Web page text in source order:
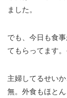
ました。
でも、今日も食
てもらってます。
主婦してるせい
無。外食もほと